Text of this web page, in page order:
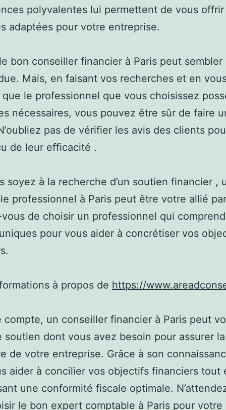
polyvalentes lui permettent de vous offrir
adaptées pour votre entreprise.
bon conseiller financier à Paris peut sembler
Mais, en faisant vos recherches et en
que le professionnel que vous choisissez
nécessaires, vous pouvez être sûr de faire
pas de vérifier les avis des clients
de leur efficacité .
soyez à la recherche d’un soutien financier ,
professionnel à Paris peut être votre allié
de choisir un professionnel qui
pour vous aider à concrétiser vos
à propos de https://
compte, un conseiller financier à Paris peut
soutien dont vous avez besoin pour assurer
de votre entreprise. Grâce à son
aider à concilier vos objectifs financiers tout
une conformité fiscale optimale.
le bon expert comptable à Paris pour votre